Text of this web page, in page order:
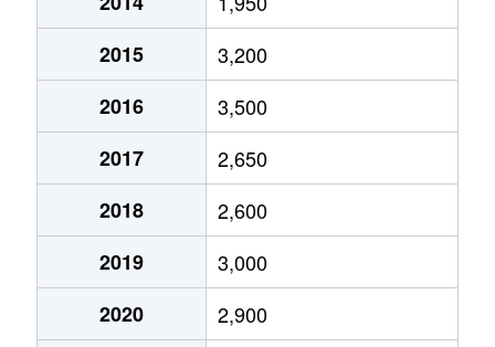
鹿手袋
3,700万円 中浦和 徒歩2分
鹿手袋
3,800万円 武蔵浦和 徒歩8分
鹿手袋
4,400万円 武蔵浦和 徒歩10分
鹿手袋
4,400万円 武蔵浦和 徒歩12分
鹿手袋
4,000万円 武蔵浦和 徒歩10分
鹿手袋
4,600万円 武蔵浦和 徒歩9分
2015
3,200
2016
3,500
2017
2,650
2018
2,600
2019
3,000
2020
2,900